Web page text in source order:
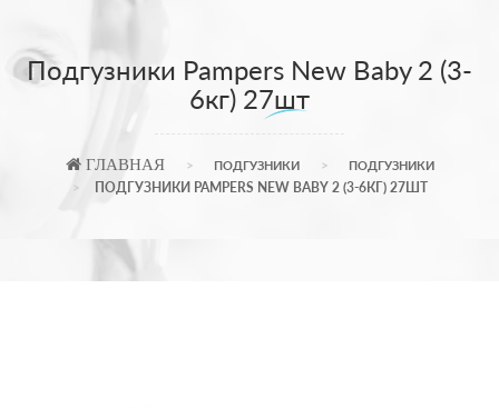
Подгузники Pampers New Baby 2 (3-
6кг) 27шт
ГЛАВНАЯ ПОДГУЗНИКИ ПОДГУЗНИКИ
ПОДГУЗНИКИ PAMPERS NEW BABY 2 (3-6КГ) 27ШТ